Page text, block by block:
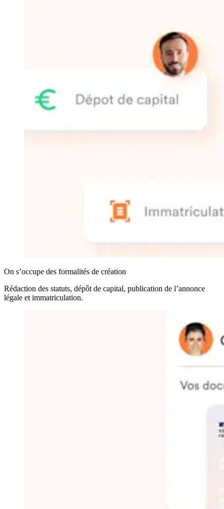
On s’occupe des formalités de création
Rédaction des statuts, dépôt de capital, publication de l’annonce
légale et immatriculation.